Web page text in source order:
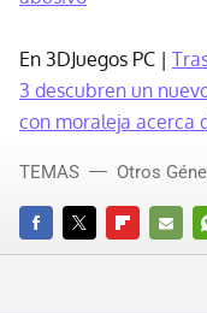
En 3DJuegos PC |
3 descubren un
con moraleja acerca
FACEBOOKTWITTERFLIPBOARD
E-
TEMAS Otros